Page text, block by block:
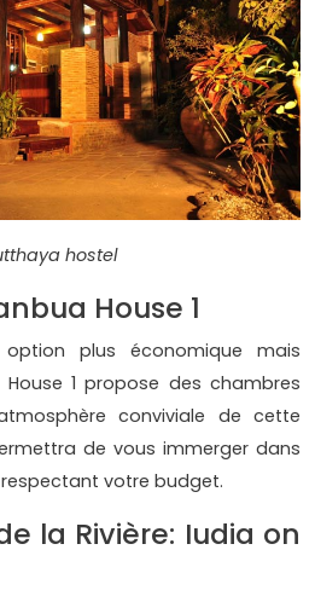
hostel
House 1
plus économique mais
1 propose des chambres
conviviale de cette
de vous immerger dans
votre budget.
la Rivière: Iudia on